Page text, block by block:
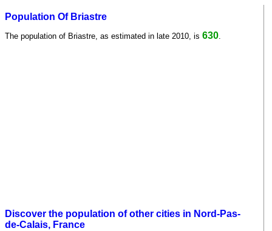
Population Of Briastre
The population of Briastre, as estimated in late 2010, is 630
Discover the population of other cities in Nord-Pas-
de-Calais, France